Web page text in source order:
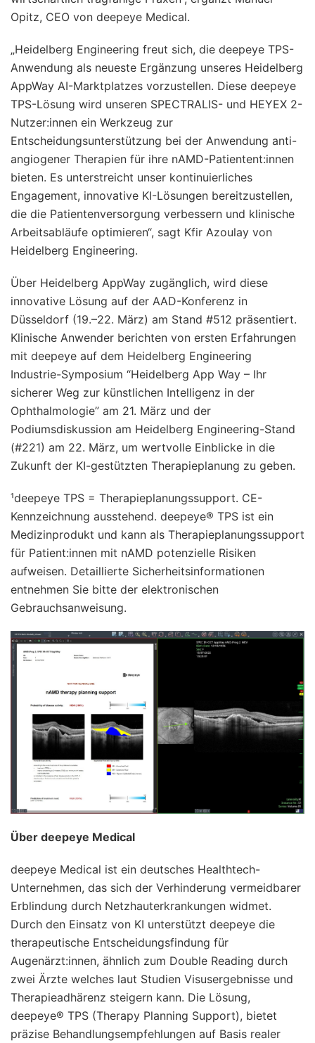
Opitz, CEO von deepeye Medical.
„Heidelberg Engineering freut sich, die deepeye TPS-
Anwendung als neueste Ergänzung unseres Heidelberg
AppWay AI-Marktplatzes vorzustellen. Diese deepeye
TPS-Lösung wird unseren SPECTRALIS- und HEYEX 2-
Nutzer:innen ein Werkzeug zur
Entscheidungsunterstützung bei der Anwendung anti-
angiogener Therapien für ihre nAMD-Patientent:innen
bieten. Es unterstreicht unser kontinuierliches
Engagement, innovative KI-Lösungen bereitzustellen,
die die Patientenversorgung verbessern und klinische
Arbeitsabläufe optimieren“, sagt Kfir Azoulay von
Heidelberg Engineering.
Über Heidelberg AppWay zugänglich, wird diese
innovative Lösung auf der AAD-Konferenz in
Düsseldorf (19.–22. März) am Stand #512 präsentiert.
Klinische Anwender berichten von ersten Erfahrungen
mit deepeye auf dem Heidelberg Engineering
Industrie-Symposium “Heidelberg App Way – Ihr
sicherer Weg zur künstlichen Intelligenz in der
Ophthalmologie” am 21. März und der
Podiumsdiskussion am Heidelberg Engineering-Stand
(#221) am 22. März, um wertvolle Einblicke in die
Zukunft der KI-gestützten Therapieplanung zu geben.
¹deepeye TPS = Therapieplanungssupport. CE-
Kennzeichnung ausstehend. deepeye® TPS ist ein
Medizinprodukt und kann als Therapieplanungssupport
für Patient:innen mit nAMD potenzielle Risiken
aufweisen. Detaillierte Sicherheitsinformationen
entnehmen Sie bitte der elektronischen
Gebrauchsanweisung.
Über deepeye Medical
deepeye Medical ist ein deutsches Healthtech-
Unternehmen, das sich der Verhinderung vermeidbarer
Erblindung durch Netzhauterkrankungen widmet.
Durch den Einsatz von KI unterstützt deepeye die
therapeutische Entscheidungsfindung für
Augenärzt:innen, ähnlich zum Double Reading durch
zwei Ärzte welches laut Studien Visusergebnisse und
Therapieadhärenz steigern kann. Die Lösung,
deepeye® TPS (Therapy Planning Support), bietet
präzise Behandlungsempfehlungen auf Basis realer